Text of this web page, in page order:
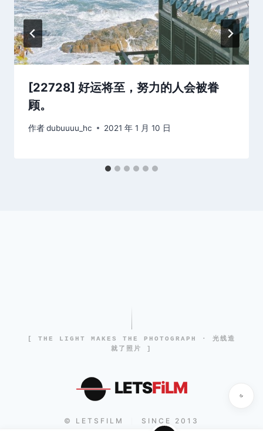
[22728] 好运将至，努力的人会被眷
顾。
作者dubuuuu_hc 2021 年 1 月 10 日
[ THE LIGHT MAKES THE PHOTOGRAPH · 光线造
就了照片 ]
LETSFiLM
© LETSFILM SINCE 2013